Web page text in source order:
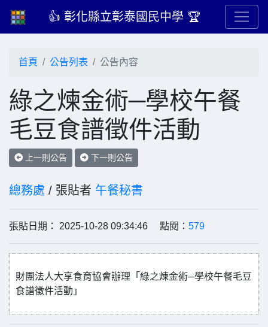
👍 彰化縣立彰泰國民中學 🏆
首頁 公告列表 公告內容
綠之煉金術─學校午餐
毛豆食譜徵件活動
上一則公告 下一則公告
總務處 / 張貼者 午餐秘書
張貼日期： 2025-10-28 09:34:46 點閱： 579
財團法人大享食育協會辦理「綠之煉金術─學校午餐毛豆
食譜徵件活動」